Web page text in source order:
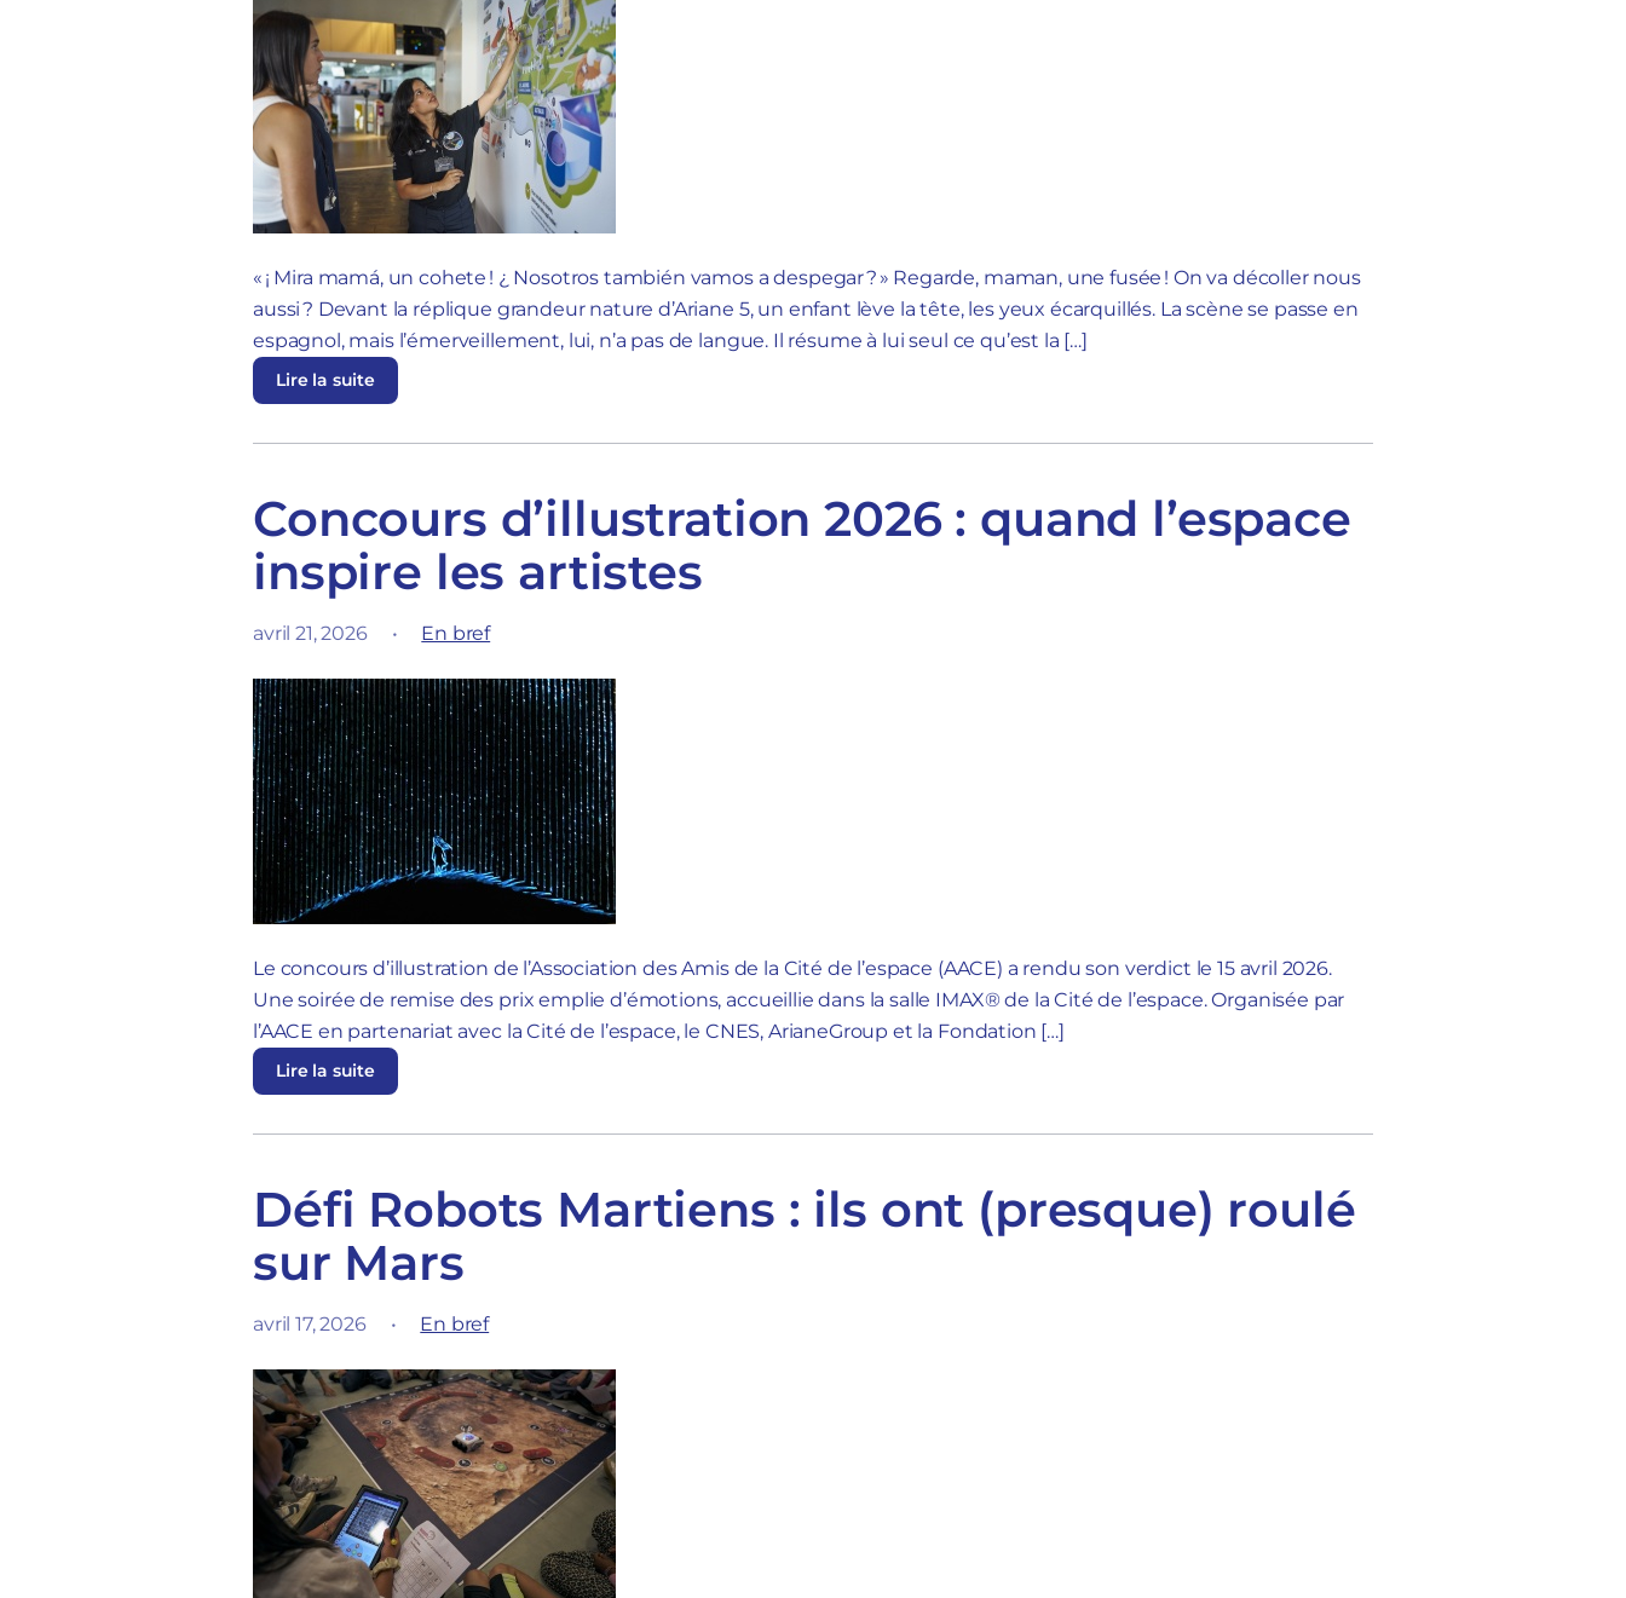
« ¡ Mira mamá, un cohete ! ¿ Nosotros también vamos a despegar ? » Regarde, maman, une fusée ! On va décoller nous
aussi ? Devant la réplique grandeur nature d’Ariane 5, un enfant lève la tête, les yeux écarquillés. La scène se passe en
espagnol, mais l’émerveillement, lui, n’a pas de langue. Il résume à lui seul ce qu’est la […]
Lire la suite
Concours d’illustration 2026 : quand l’espace
inspire les artistes
avril 21, 2026 • En bref
Le concours d’illustration de l’Association des Amis de la Cité de l’espace (AACE) a rendu son verdict le 15 avril 2026.
Une soirée de remise des prix emplie d’émotions, accueillie dans la salle IMAX® de la Cité de l’espace. Organisée par
l’AACE en partenariat avec la Cité de l’espace, le CNES, ArianeGroup et la Fondation […]
Lire la suite
Défi Robots Martiens : ils ont (presque) roulé
sur Mars
avril 17, 2026 • En bref